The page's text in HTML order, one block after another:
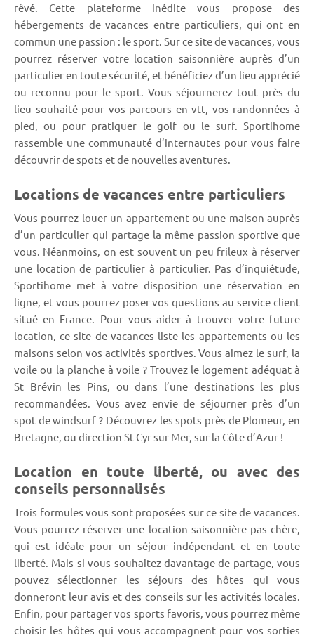
rêvé. Cette plateforme inédite vous propose des
hébergements de vacances entre particuliers, qui ont en
commun une passion : le sport. Sur ce site de vacances, vous
pourrez réserver votre location saisonnière auprès d’un
particulier en toute sécurité, et bénéficiez d’un lieu apprécié
ou reconnu pour le sport. Vous séjournerez tout près du
lieu souhaité pour vos parcours en vtt, vos randonnées à
pied, ou pour pratiquer le golf ou le surf. Sportihome
rassemble une communauté d’internautes pour vous faire
découvrir de spots et de nouvelles aventures.
Locations de vacances entre particuliers
Vous pourrez louer un appartement ou une maison auprès
d’un particulier qui partage la même passion sportive que
vous. Néanmoins, on est souvent un peu frileux à réserver
une location de particulier à particulier. Pas d’inquiétude,
Sportihome met à votre disposition une réservation en
ligne, et vous pourrez poser vos questions au service client
situé en France. Pour vous aider à trouver votre future
location, ce site de vacances liste les appartements ou les
maisons selon vos activités sportives. Vous aimez le surf, la
voile ou la planche à voile ? Trouvez le logement adéquat à
St Brévin les Pins, ou dans l’une destinations les plus
recommandées. Vous avez envie de séjourner près d’un
spot de windsurf ? Découvrez les spots près de Plomeur, en
Bretagne, ou direction St Cyr sur Mer, sur la Côte d’Azur !
Location en toute liberté, ou avec des
conseils personnalisés
Trois formules vous sont proposées sur ce site de vacances.
Vous pourrez réserver une location saisonnière pas chère,
qui est idéale pour un séjour indépendant et en toute
liberté. Mais si vous souhaitez davantage de partage, vous
pouvez sélectionner les séjours des hôtes qui vous
donneront leur avis et des conseils sur les activités locales.
Enfin, pour partager vos sports favoris, vous pourrez même
choisir les hôtes qui vous accompagnent pour vos sorties